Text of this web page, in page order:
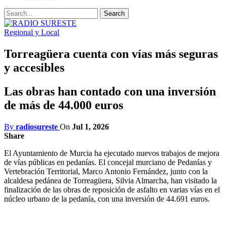
Regional y Local
Torreagüera cuenta con vías más seguras
y accesibles
Las obras han contado con una inversión
de más de 44.000 euros
By radiosureste On Jul 1, 2026
Share
El Ayuntamiento de Murcia ha ejecutado nuevos trabajos de mejora
de vías públicas en pedanías. El concejal murciano de Pedanías y
Vertebración Territorial, Marco Antonio Fernández, junto con la
alcaldesa pedánea de Torreagüera, Silvia Almarcha, han visitado la
finalización de las obras de reposición de asfalto en varias vías en el
núcleo urbano de la pedanía, con una inversión de 44.691 euros.